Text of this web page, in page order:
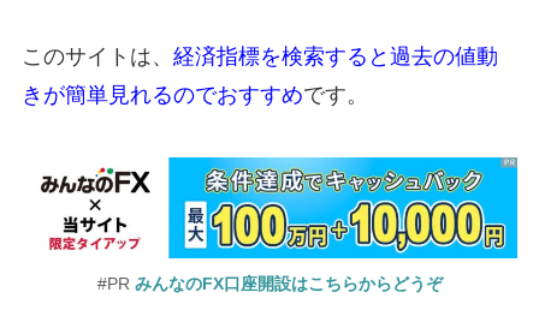
このサイトは、 経済指標を検索すると過去の値動
きが簡単見れるのでおすすめです。
#PR みんなのFX口座開設はこちらからどうぞ